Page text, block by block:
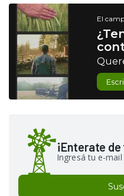
El
¡Enterate
Ingresá tu e-